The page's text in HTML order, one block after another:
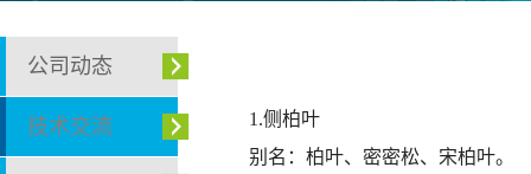
公司动态
技术交流
1.侧柏叶
别名： 柏叶、密密松、宋柏叶。